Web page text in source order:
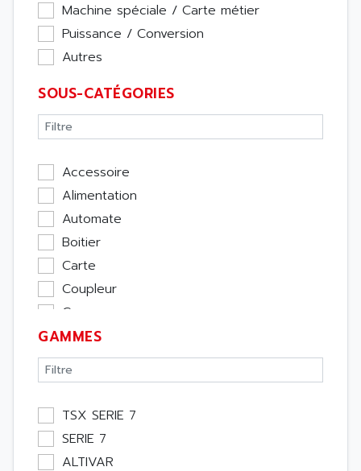
Machine spéciale / Carte métier
Puissance / Conversion
Autres
SOUS-CATÉGORIES
Accessoire
Alimentation
Automate
Boitier
Carte
Coupleur
Cpu
Ecran
Entrée / Sortie
Memoire
Module Métier
Moteur
Pupitre Opérateur
GAMMES
TSX SERIE 7
SERIE 7
ALTIVAR